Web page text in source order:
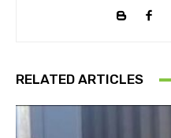
RELATED ARTICLES